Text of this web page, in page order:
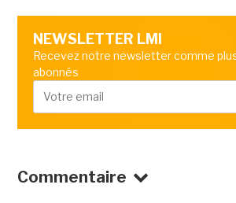
NEWSLETTER LMI
Recevez notre newsletter comme
abonnés
Commentaire